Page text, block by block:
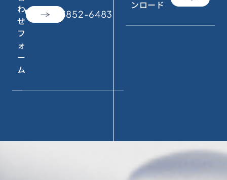
わ
せ
フ
ォ
ー
ム
call 050-3852-6483
ンロード